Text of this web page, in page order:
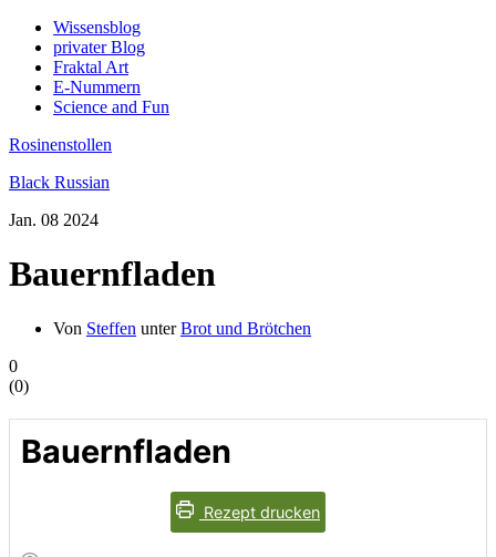
Wissensblog
privater Blog
Fraktal Art
E-Nummern
Science and Fun
Rosinenstollen
Black Russian
Jan. 08 2024
Bauernfladen
Von Steffen unterBrot und Brötchen
0
(0)
Bauernfladen
Rezept drucken